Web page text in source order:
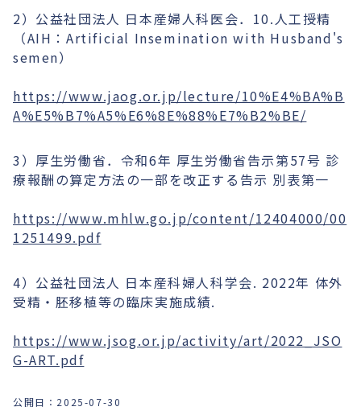
2）公益社団法人 日本産婦人科医会．10.人工授精
（AIH：Artificial Insemination with Husband's
semen）
https://www.jaog.or.jp/lecture/10%E4%BA%B
A%E5%B7%A5%E6%8E%88%E7%B2%BE/
3）厚生労働省．令和6年 厚生労働省告示第57号 診
療報酬の算定方法の一部を改正する告示 別表第一
https://www.mhlw.go.jp/content/12404000/00
1251499.pdf
4）公益社団法人 日本産科婦人科学会. 2022年 体外
受精・胚移植等の臨床実施成績.
https://www.jsog.or.jp/activity/art/2022_JSO
G-ART.pdf
公開日： 2025-07-30